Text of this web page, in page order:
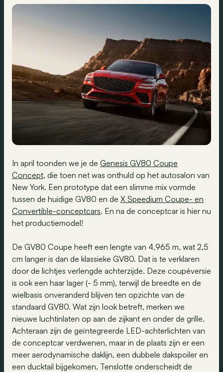
In april toonden we je de Genesis GV80 Coupe
Concept, die toen net was onthuld op het autosalon van
New York. Een prototype dat een slimme mix vormde
tussen de huidige GV80 en de X Speedium Coupe- en
Convertible-conceptcars. En na de conceptcar is hier nu
het productiemodel!
De GV80 Coupe heeft een lengte van 4,965 m, wat 2,5
cm langer is dan de klassieke GV80. Dat is te verklaren
door de lichtjes verlengde achterzijde. Deze coupéversie
is ook een haar lager (- 5 mm), terwijl de breedte en de
wielbasis onveranderd blijven ten opzichte van de
standaard GV80. Wat zijn look betreft, merken we
nieuwe luchtinlaten op aan de zijkant en onder de grille.
Achteraan zijn de geïntegreerde LED-achterlichten van
de conceptcar verdwenen, maar in de plaats zijn er een
meer aerodynamische daklijn, een dubbele dakspoiler en
een ducktail bijgekomen. Tenslotte onderscheidt de